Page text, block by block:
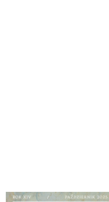
Cover image